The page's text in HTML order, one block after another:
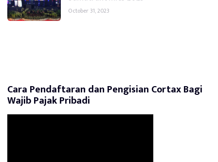
October 31, 2023
Cara Pendaftaran dan Pengisian Cortax Bagi
Wajib Pajak Pribadi